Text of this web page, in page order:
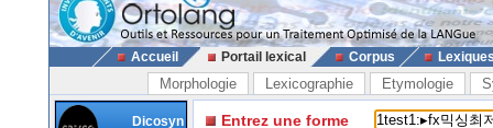
Accueil Portail lexical Corpus
Morphologie Lexicographie Etymologie
Dicosyn
Entrez une forme